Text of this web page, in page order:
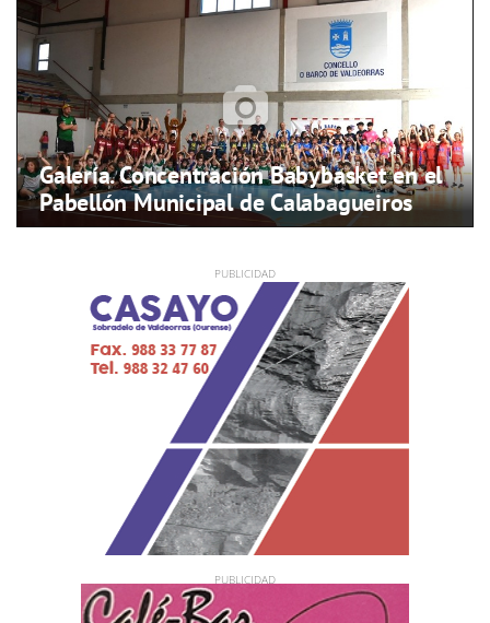
Galería. Concentración Babybasket en el
Pabellón Municipal de Calabagueiros